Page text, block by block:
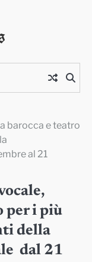
barocca e teatro
al 21
per i più
della
dal 21